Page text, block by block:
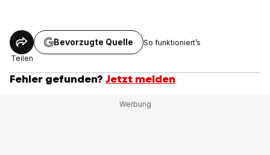
Teilen
Bevorzugte Quelle So funktioniert’s
Fehler gefunden? Jetzt melden